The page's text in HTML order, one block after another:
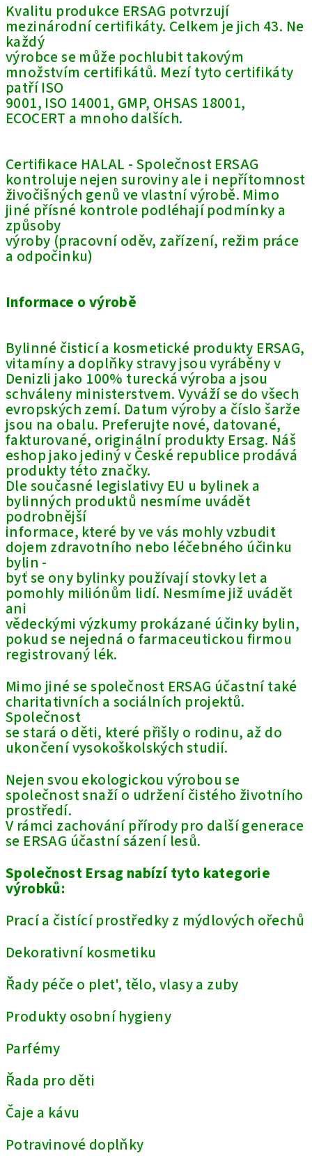
Kvalitu produkce ERSAG potvrzují
mezinárodní certifikáty. Celkem je jich 43. Ne
každý
výrobce se může pochlubit takovým
množstvím certifikátů. Mezí tyto certifikáty
patří ISO
9001, ISO 14001, GMP, OHSAS 18001,
ECOCERT a mnoho dalších.
Certifikace HALAL - Společnost ERSAG
kontroluje nejen suroviny ale i nepřítomnost
živočišných genů ve vlastní výrobě. Mimo
jiné přísné kontrole podléhají podmínky a
způsoby
výroby (pracovní oděv, zařízení, režim práce
a odpočinku)
Informace o výrobě
Bylinné čisticí a kosmetické produkty ERSAG,
vitamíny a doplňky stravy jsou vyráběny v
Denizli jako 100% turecká výroba a jsou
schváleny ministerstvem. Vyváží se do všech
evropských zemí. Datum výroby a číslo šarže
jsou na obalu. Preferujte nové, datované,
fakturované, originální produkty Ersag. Náš
eshop jako jediný v České republice prodává
produkty této značky.
Dle současné legislativy EU u bylinek a
bylinných produktů nesmíme uvádět
podrobnější
informace, které by ve vás mohly vzbudit
dojem zdravotního nebo léčebného účinku
bylin -
byť se ony bylinky používají stovky let a
pomohly miliónům lidí. Nesmíme již uvádět
ani
vědeckými výzkumy prokázané účinky bylin,
pokud se nejedná o farmaceutickou firmou
registrovaný lék.
Mimo jiné se společnost ERSAG účastní také
charitativních a sociálních projektů.
Společnost
se stará o děti, které přišly o rodinu, až do
ukončení vysokoškolských studií.
Nejen svou ekologickou výrobou se
společnost snaží o udržení čistého životního
prostředí.
V rámci zachování přírody pro další generace
se ERSAG účastní sázení lesů.
Společnost Ersag nabízí tyto kategorie
výrobků:
Prací a čistící prostředky z mýdlových ořechů
Dekorativní kosmetiku
Řady péče o plet', tělo, vlasy a zuby
Produkty osobní hygieny
Parfémy
Řada pro děti
Čaje a kávu
Potravinové doplňky